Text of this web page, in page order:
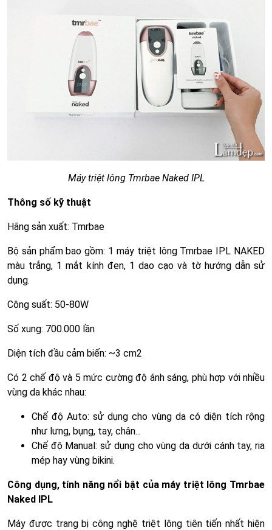
Máy triệt lông Tmrbae Naked IPL
Thông số kỹ thuật
Hãng sản xuất: Tmrbae
Bộ sản phẩm bao gồm: 1 máy triệt lông Tmrbae IPL NAKED
màu trắng, 1 mắt kính đen, 1 dao cạo và tờ hướng dẫn sử
dụng.
Công suất: 50-80W
Số xung: 700.000 lần
Diện tích đầu cảm biến: ~3 cm2
Có 2 chế độ và 5 mức cường độ ánh sáng, phù hợp với nhiều
vùng da khác nhau:
Chế độ Auto: sử dụng cho vùng da có diện tích rộng
như lưng, bụng, tay, chân...
Chế độ Manual: sử dụng cho vùng da dưới cánh tay, ria
mép hay vùng bikini.
Công dụng, tính năng nổi bật của máy triệt lông Tmrbae
Naked IPL
Máy được trang bị công nghệ triệt lông tiên tiến nhất hiện